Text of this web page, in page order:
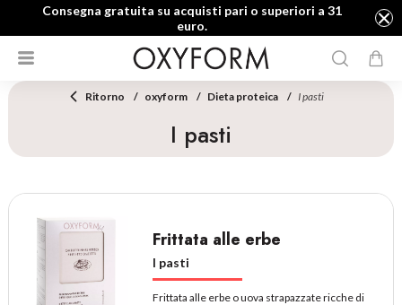
Consegna gratuita su acquisti pari o superiori a 31
euro.
Ritorno oxyform Dieta proteica I pasti
I pasti
Frittata alle erbe
I pasti
Frittata alle erbe o uova strapazzate ricche di